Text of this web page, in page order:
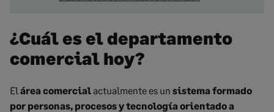
¿Cuál es el departamento
comercial hoy?
El área comercial actualmente es un sistema formado
por personas, procesos y tecnología orientado a